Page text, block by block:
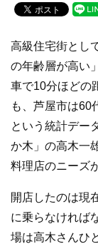
c
e
b
o
o
k
tt
er
高級住宅街とし
の年齢層が高い
車で10分ほどの
も、芦屋市は60
という統計デー
か木」の高木一
料理店のニーズ
開店したのは現
に乗らなければ
場は高木さんひ